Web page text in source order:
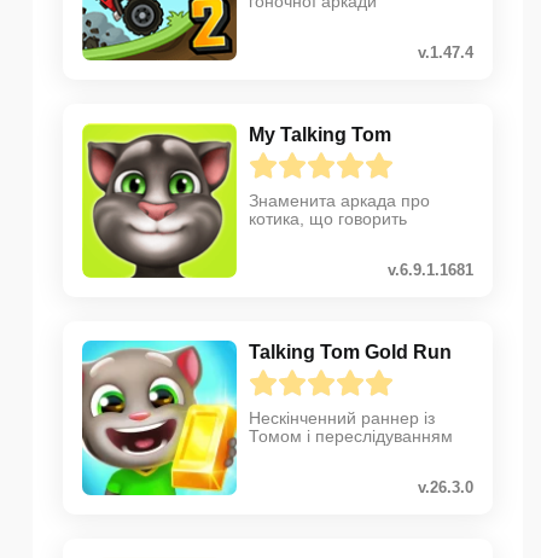
v.1.47.4
My Talking Tom
Знаменита аркада про
котика, що говорить
v.6.9.1.1681
Talking Tom Gold Run
Нескінченний раннер із
Томом і переслідуванням
v.26.3.0